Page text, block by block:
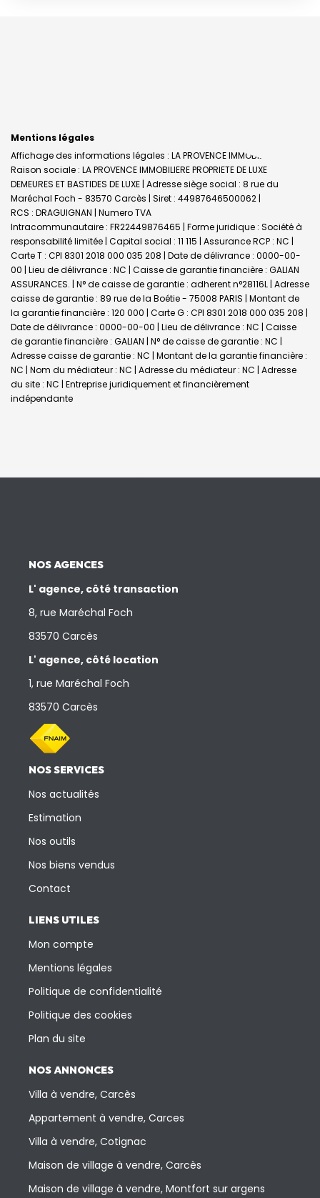
Mentions légales
Affichage des informations légales : LA PROVENCE IMMOBILIERE |
Raison sociale : LA PROVENCE IMMOBILIERE PROPRIETE DE LUXE
DEMEURES ET BASTIDES DE LUXE | Adresse siège social : 8 rue du
Maréchal Foch - 83570 Carcès | Siret : 44987646500062 |
RCS : DRAGUIGNAN | Numero TVA
Intracommunautaire : FR22449876465 | Forme juridique : Société à
responsabilité limitée | Capital social : 11 115 | Assurance RCP : NC |
Carte T : CPI 8301 2018 000 035 208 | Date de délivrance : 0000-00-
00 | Lieu de délivrance : NC | Caisse de garantie financière : GALIAN
ASSURANCES. | N° de caisse de garantie : adherent n°28116L | Adresse
caisse de garantie : 89 rue de la Boétie - 75008 PARIS | Montant de
la garantie financière : 120 000 | Carte G : CPI 8301 2018 000 035 208 |
Date de délivrance : 0000-00-00 | Lieu de délivrance : NC | Caisse
de garantie financière : GALIAN | N° de caisse de garantie : NC |
Adresse caisse de garantie : NC | Montant de la garantie financière :
NC | Nom du médiateur : NC | Adresse du médiateur : NC | Adresse
du site : NC | Entreprise juridiquement et financièrement
indépendante
NOS AGENCES
L' agence, côté transaction
8, rue Maréchal Foch
83570 Carcès
L' agence, côté location
1, rue Maréchal Foch
83570 Carcès
NOS SERVICES
Nos actualités
Estimation
Nos outils
Nos biens vendus
Contact
LIENS UTILES
Mon compte
Mentions légales
Politique de confidentialité
Politique des cookies
Plan du site
NOS ANNONCES
Villa à vendre, Carcès
Appartement à vendre, Carces
Villa à vendre, Cotignac
Maison de village à vendre, Carcès
Maison de village à vendre, Montfort sur argens